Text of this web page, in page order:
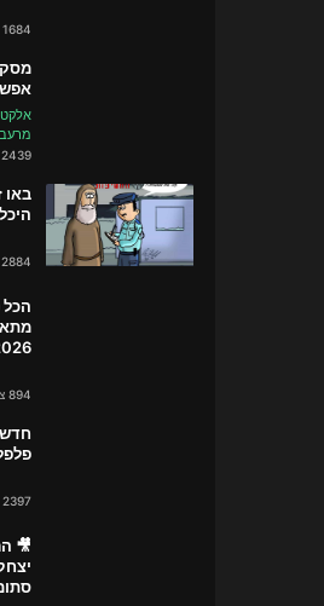
1684 צפיות
אפשרי! 01-
מרעב
2439 צפיות
באו
היכליך...
2884 צפיות
הכל
894 צפיות
פלפל
2397 צפיות
🎥
סתום